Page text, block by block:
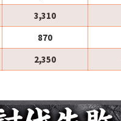
3,310
870
2,350